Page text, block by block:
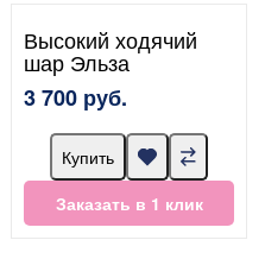
Высокий ходячий
шар Эльза
3 700 руб.
Купить
Заказать в 1 клик